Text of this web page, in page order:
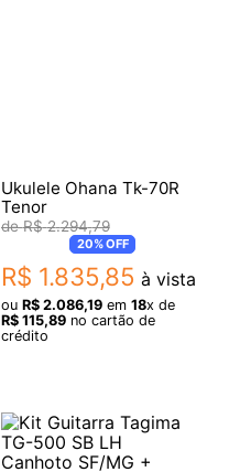
Ukulele Ohana Tk-70R
Tenor
R$ 2.294,79
20%OFF
R$ 1.835,85 à vista
ou R$ 2.086,19em 18x de
R$ 115,89no cartão de
crédito